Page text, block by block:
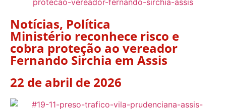
Notícias, Política
Ministério reconhece risco e
cobra proteção ao vereador
Fernando Sirchia em Assis
22 de abril de 2026